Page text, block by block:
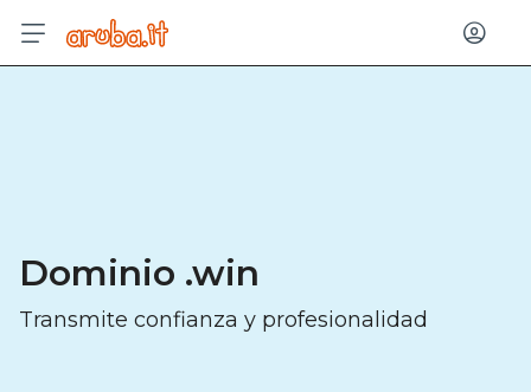
Entrar
Dominio .win
Transmite confianza y profesionalidad